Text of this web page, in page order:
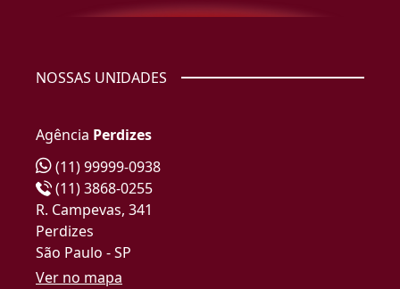
NOSSAS UNIDADES
Agência Perdizes
(11) 99999-0938
(11) 3868-0255
R. Campevas, 341
Perdizes
São Paulo - SP
Ver no mapa